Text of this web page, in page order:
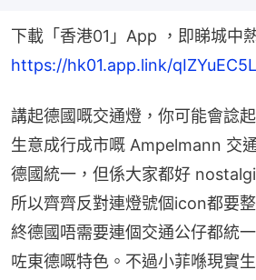
下載「香港01」App ，即睇城中
https://hk01.app.link/
講起德國嘅交通燈，你可能會諗
生意成行成市嘅 Ampelmann 交
德國統一，但係大家都好
所以齊齊反對連燈號個icon都要
終德國唔需要連個交通公仔都統
咗東德嘅特色。不過小菲喺現實